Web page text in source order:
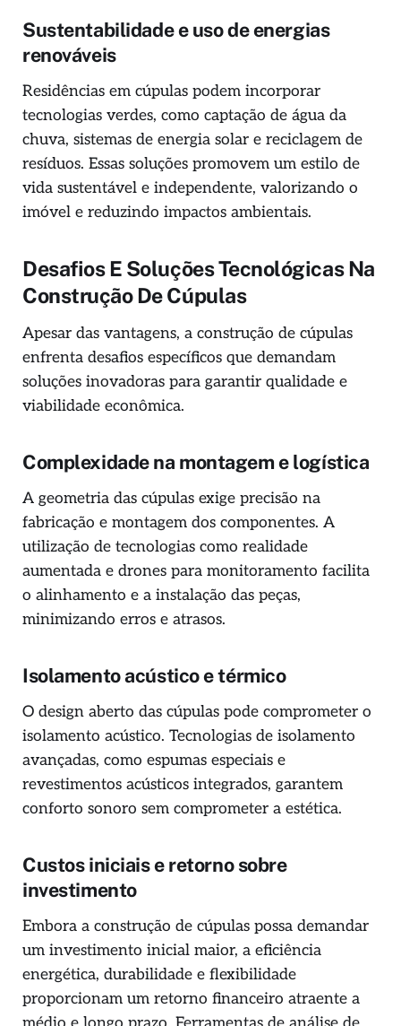
Sustentabilidade e uso de energias
renováveis
Residências em cúpulas podem incorporar
tecnologias verdes, como captação de água da
chuva, sistemas de energia solar e reciclagem de
resíduos. Essas soluções promovem um estilo de
vida sustentável e independente, valorizando o
imóvel e reduzindo impactos ambientais.
Desafios E Soluções Tecnológicas Na
Construção De Cúpulas
Apesar das vantagens, a construção de cúpulas
enfrenta desafios específicos que demandam
soluções inovadoras para garantir qualidade e
viabilidade econômica.
Complexidade na montagem e logística
A geometria das cúpulas exige precisão na
fabricação e montagem dos componentes. A
utilização de tecnologias como realidade
aumentada e drones para monitoramento facilita
o alinhamento e a instalação das peças,
minimizando erros e atrasos.
Isolamento acústico e térmico
O design aberto das cúpulas pode comprometer o
isolamento acústico. Tecnologias de isolamento
avançadas, como espumas especiais e
revestimentos acústicos integrados, garantem
conforto sonoro sem comprometer a estética.
Custos iniciais e retorno sobre
investimento
Embora a construção de cúpulas possa demandar
um investimento inicial maior, a eficiência
energética, durabilidade e flexibilidade
proporcionam um retorno financeiro atraente a